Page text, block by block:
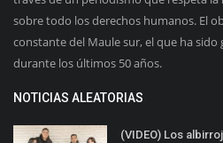
sobre todo los derechos humanos. El
constante del Maule sur, el que ha
durante los últimos 50 años.
NOTICIAS ALEATORIAS
(VIDEO) Los